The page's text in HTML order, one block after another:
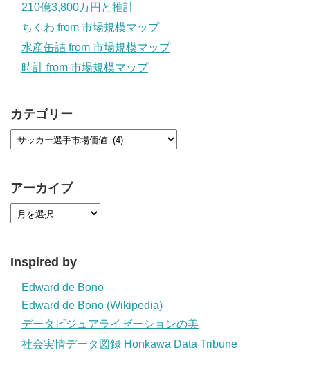
210億3,800万円と推計
ちくわ from 市場規模マップ
水産缶詰 from 市場規模マップ
時計 from 市場規模マップ
カテゴリー
アーカイブ
Inspired by
Edward de Bono
Edward de Bono (Wikipedia)
データビジュアライゼーションの美
社会実情データ図録 Honkawa Data Tribune